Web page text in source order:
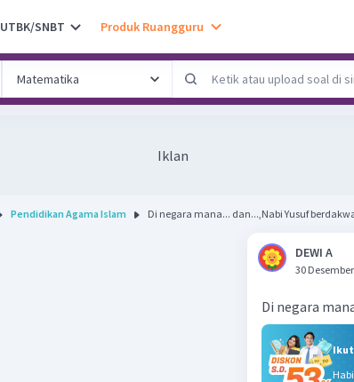
UTBK/SNBT Produk Ruangguru
Iklan
Pendidikan Agama Islam Di negara mana... dan...,Nabi Yusuf
DEWI A
30
Di negara